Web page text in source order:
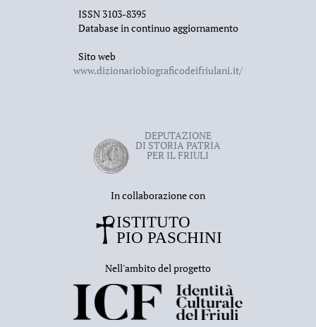
ISSN 3103-8395
Database in continuo aggiornamento
Sito web
www.dizionariobiograficodeifriulani.it/
DEPUTAZIONE
DI STORIA PATRIA
PER IL FRIULI
In collaborazione con
Nell'ambito del progetto